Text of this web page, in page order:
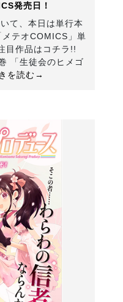
発売日！
て、本日は単行本
テオCOMICS」単
目作品はコチラ!!
「生徒会のヒメゴ
を読む→